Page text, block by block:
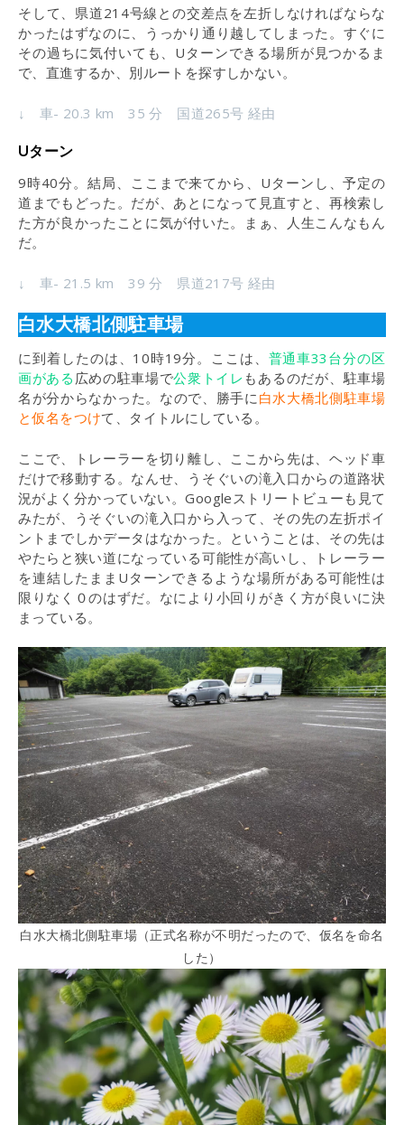
そして、県道214号線との交差点を左折しなければならな
かったはずなのに、うっかり通り越してしまった。すぐに
その過ちに気付いても、Uターンできる場所が見つかるま
で、直進するか、別ルートを探すしかない。
↓ 車- 20.3 km 35 分 国道265号 経由
Uターン
9時40分。結局、ここまで来てから、Uターンし、予定の
道までもどった。だが、あとになって見直すと、再検索し
た方が良かったことに気が付いた。まぁ、人生こんなもん
だ。
↓ 車- 21.5 km 39 分 県道217号 経由
白水大橋北側駐車場
に到着したのは、10時19分。ここは、 普通車33台分の区
画がある 広めの駐車場で公衆トイレ もあるのだが、駐車場
名が分からなかった。なので、勝手に白水大橋北側駐車場
と仮名をつけて、タイトルにしている。
ここで、トレーラーを切り離し、ここから先は、ヘッド車
だけで移動する。なんせ、うそぐいの滝入口からの道路状
況がよく分かっていない。Googleストリートビューも見て
みたが、うそぐいの滝入口から入って、その先の左折ポイ
ントまでしかデータはなかった。ということは、その先は
やたらと狭い道になっている可能性が高いし、トレーラー
を連結したままUターンできるような場所がある可能性は
限りなく０のはずだ。なにより小回りがきく方が良いに決
まっている。
白水大橋北側駐車場（正式名称が不明だったので、仮名を命名
した）